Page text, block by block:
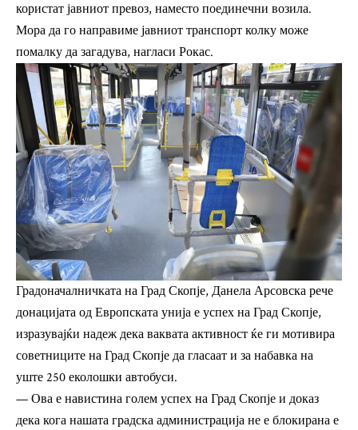
користат јавниот превоз, наместо поединечни возила.
Мора да го направиме јавниот транспорт колку може
помалку да загадува, нагласи Рокас.
Градоначалничката на Град Скопје, Данела Арсовска рече
донацијата од Европската унија е успех на Град Скопје,
изразувајќи надеж дека ваквата активност ќе ги мотивира
советниците на Град Скопје да гласаат и за набавка на
уште 250 еколошки автобуси.
— Ова е навистина голем успех на Град Скопје и доказ
дека кога нашата градска администрација не е блокирана е